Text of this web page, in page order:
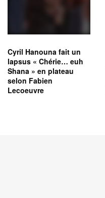
Cyril Hanouna fait un
lapsus « Chérie… euh
Shana » en plateau
selon Fabien
Lecoeuvre